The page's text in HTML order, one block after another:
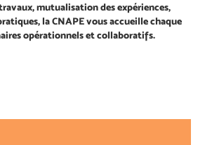
mutualisation des expériences,
la CNAPE vous accueille chaque
opérationnels et collaboratifs.